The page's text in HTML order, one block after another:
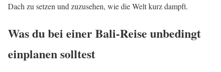
Dach zu setzen und zuzusehen, wie die Welt kurz dampft.
Was du bei einer Bali-Reise unbedingt
einplanen solltest